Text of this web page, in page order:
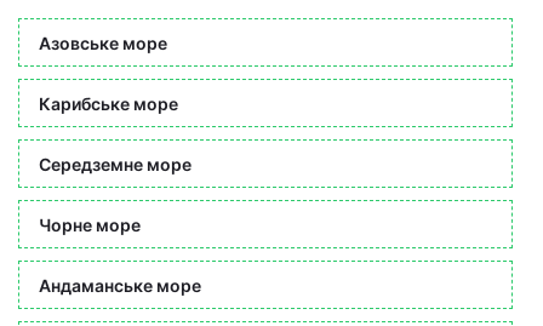
Азовське море
Карибське море
Середземне море
Чорне море
Андаманське море